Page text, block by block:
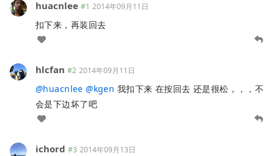
huacnlee #1 2014年09月11日
扣下来，再装回去
hlcfan #2 2014年09月11日
@huacnlee @kgen 我扣下来 在按回去 还是很松，，，不
会是下边坏了吧
ichord #3 2014年09月13日